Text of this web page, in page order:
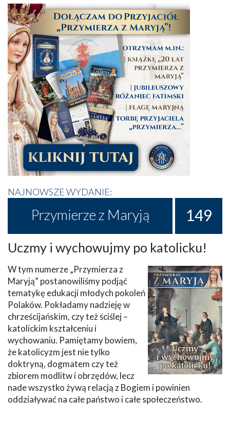
NAJNOWSZE WYDANIE:
Przymierze z Maryją 149
Uczmy i wychowujmy po katolicku!
W tym numerze „Przymierza z
Maryją” postanowiliśmy podjąć
tematykę edukacji młodych pokoleń
Polaków. Pokładamy nadzieję w
chrześcijańskim, czy też ściślej –
katolickim kształceniu i
wychowaniu. Pamiętamy bowiem,
że katolicyzm jest nie tylko
doktryną, dogmatem czy też
zbiorem modlitw i obrzędów, lecz
nade wszystko żywą relacją z Bogiem i powinien
oddziaływać na całe państwo i całe społeczeństwo.